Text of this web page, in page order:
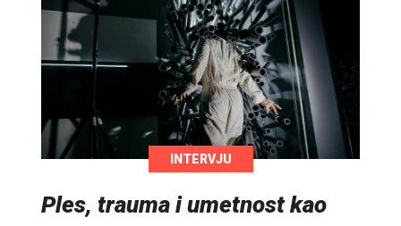
INTERVJU
Ples, trauma i umetnost kao